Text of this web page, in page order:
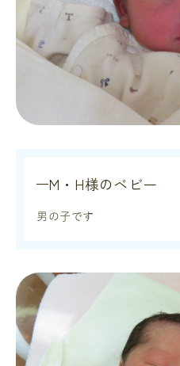
M・H様のベビー
男の子です